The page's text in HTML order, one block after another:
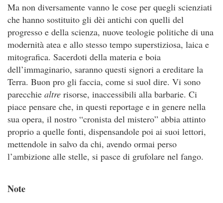
Ma non diversamente vanno le cose per quegli scienziati
che hanno sostituito gli dèi antichi con quelli del
progresso e della scienza, nuove teologie politiche di una
modernità atea e allo stesso tempo superstiziosa, laica e
mitografica. Sacerdoti della materia e boia
dell’immaginario, saranno questi signori a ereditare la
Terra. Buon pro gli faccia, come si suol dire. Vi sono
parecchie altre risorse, inaccessibili alla barbarie. Ci
piace pensare che, in questi reportage e in genere nella
sua opera, il nostro “cronista del mistero” abbia attinto
proprio a quelle fonti, dispensandole poi ai suoi lettori,
mettendole in salvo da chi, avendo ormai perso
l’ambizione alle stelle, si pasce di grufolare nel fango.
Note